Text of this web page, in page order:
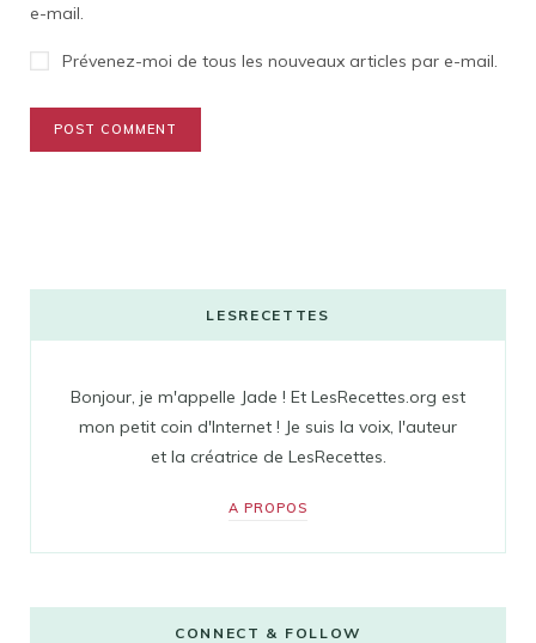
e-mail.
Prévenez-moi de tous les nouveaux articles par e-mail.
LESRECETTES
Bonjour, je m'appelle Jade ! Et LesRecettes.org est
mon petit coin d'Internet ! Je suis la voix, l'auteur
et la créatrice de LesRecettes.
A PROPOS
CONNECT & FOLLOW